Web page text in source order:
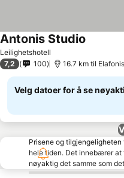
Leilighetshotell
Antonis Studio
7,2 100 16.7 km til
Velg datoer for å se
Prisene og
hele tiden. Det innebærer
nøyaktig det samme som